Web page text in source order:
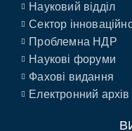
Науковий відділ
Сектор
Проблемна НДР
Наукові форуми
Фахові видання
Електронний архів